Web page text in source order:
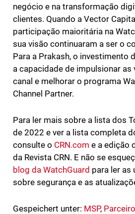
negócio e na transformação
clientes. Quando a Vector
participação maioritária na
sua visão continuaram a ser o
Para a Prakash, o investimento
a capacidade de impulsionar as
canal e melhorar o programa
Channel Partner.
Para ler mais sobre a lista dos
de 2022 e ver a lista completa
consulte o CRN.com e a edição
da Revista CRN. E não se
blog da WatchGuard para ler as
sobre segurança e as
Gespeichert unter: MSP,